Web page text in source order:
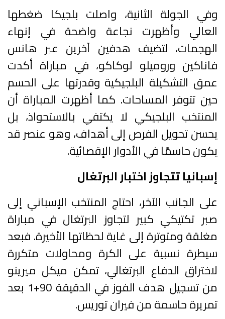
وفي الجولة الثانية، واصلت بلجيكا ضغطها
العالي وأظهرت نجاعة واضحة في إنهاء
الهجمات، لتضيف هدفين آخرين عبر هانس
فاناكين وروميلو لوكاكو، في مباراة أكدت
عمق التشكيلة البلجيكية وقدرتها على الحسم
حين تتوفر المساحات. كما أظهرت المباراة أن
المنتخب البلجيكي لا يكتفي بالاستحواذ، بل
يحسن تحويل الفرص إلى أهداف، وهو عنصر قد
يكون حاسمًا في الأدوار الإقصائية.
إسبانيا تتجاوز اختبار البرتغال
على الجانب الآخر، احتاج المنتخب الإسباني إلى
صبر تكتيكي كبير لتجاوز البرتغال في مباراة
مغلقة ومتوترة إلى غاية لحظاتها الأخيرة. فبعد
سيطرة نسبية على الكرة ومحاولات متكررة
لاختراق الدفاع البرتغالي، تمكن ميكل ميرينو
من تسجيل هدف الفوز في الدقيقة 90+1 بعد
تمريرة حاسمة من فيران توريس.